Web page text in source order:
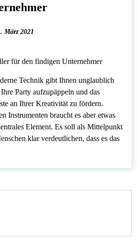
März 2021
Technik gibt Ihnen unglaublich
Party aufzupäppeln und das
an Ihrer Kreativität zu fördern.
Instrumenten braucht es aber etwas
Element. Es soll als Mittelpunkt
klar verdeutlichen, dass es das